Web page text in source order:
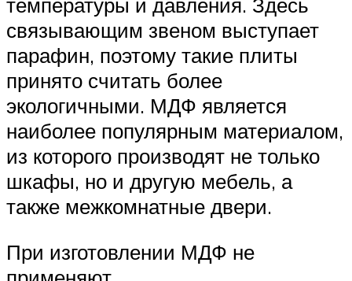
связывающим звеном выступает
парафин, поэтому такие плиты
принято считать более
экологичными. МДФ является
наиболее популярным материалом,
из которого производят не только
шкафы, но и другую мебель, а
также межкомнатные двери.
При изготовлении МДФ не